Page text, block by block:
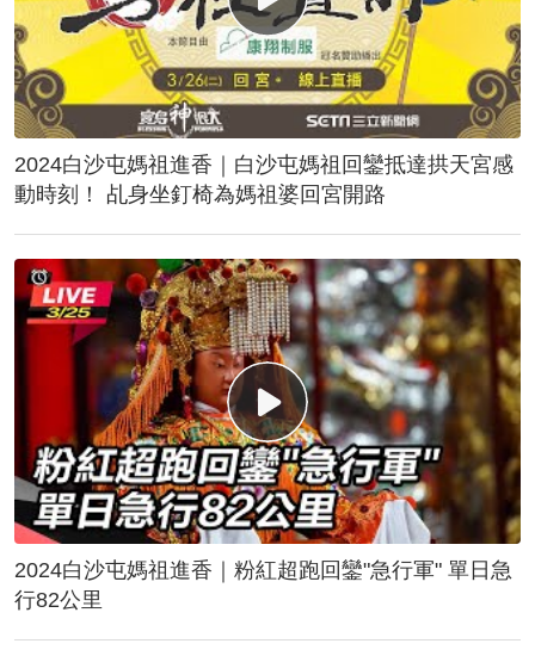
2024白沙屯媽祖進香｜白沙屯媽祖回鑾抵達拱天宮感
動時刻！ 乩身坐釘椅為媽祖婆回宮開路
2024白沙屯媽祖進香｜粉紅超跑回鑾"急行軍" 單日急
行82公里